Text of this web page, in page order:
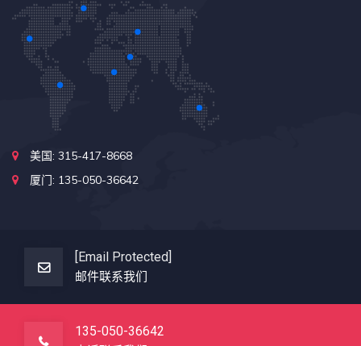
美国: 315-417-8668
厦门: 135-050-36642
[email Protected]
邮件联系我们
135-050-36642